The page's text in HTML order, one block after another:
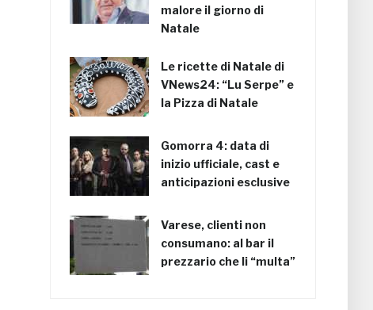
malore il giorno di
Natale
Le ricette di Natale di
VNews24: “Lu Serpe” e
la Pizza di Natale
Gomorra 4: data di
inizio ufficiale, cast e
anticipazioni esclusive
Varese, clienti non
consumano: al bar il
prezzario che li “multa”